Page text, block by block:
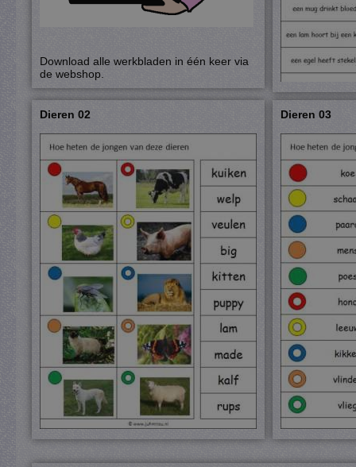
Download alle werkbladen in één keer via
de webshop.
Dieren 02 Dieren 03